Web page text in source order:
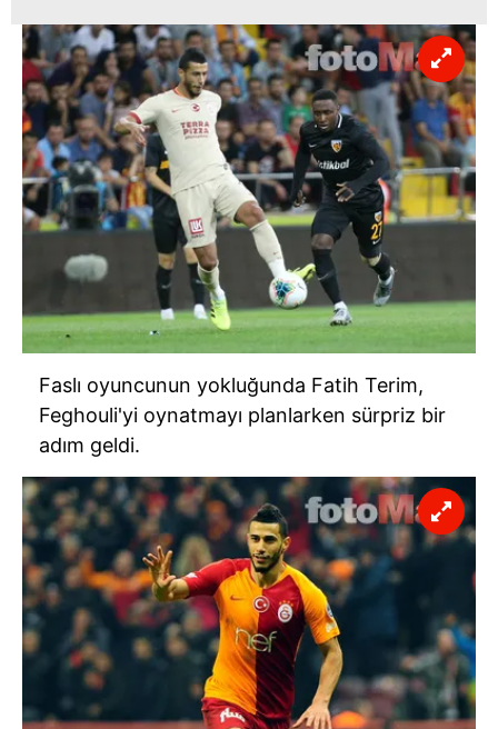
Faslı oyuncunun yokluğunda Fatih Terim,
Feghouli'yi oynatmayı planlarken sürpriz bir
adım geldi.